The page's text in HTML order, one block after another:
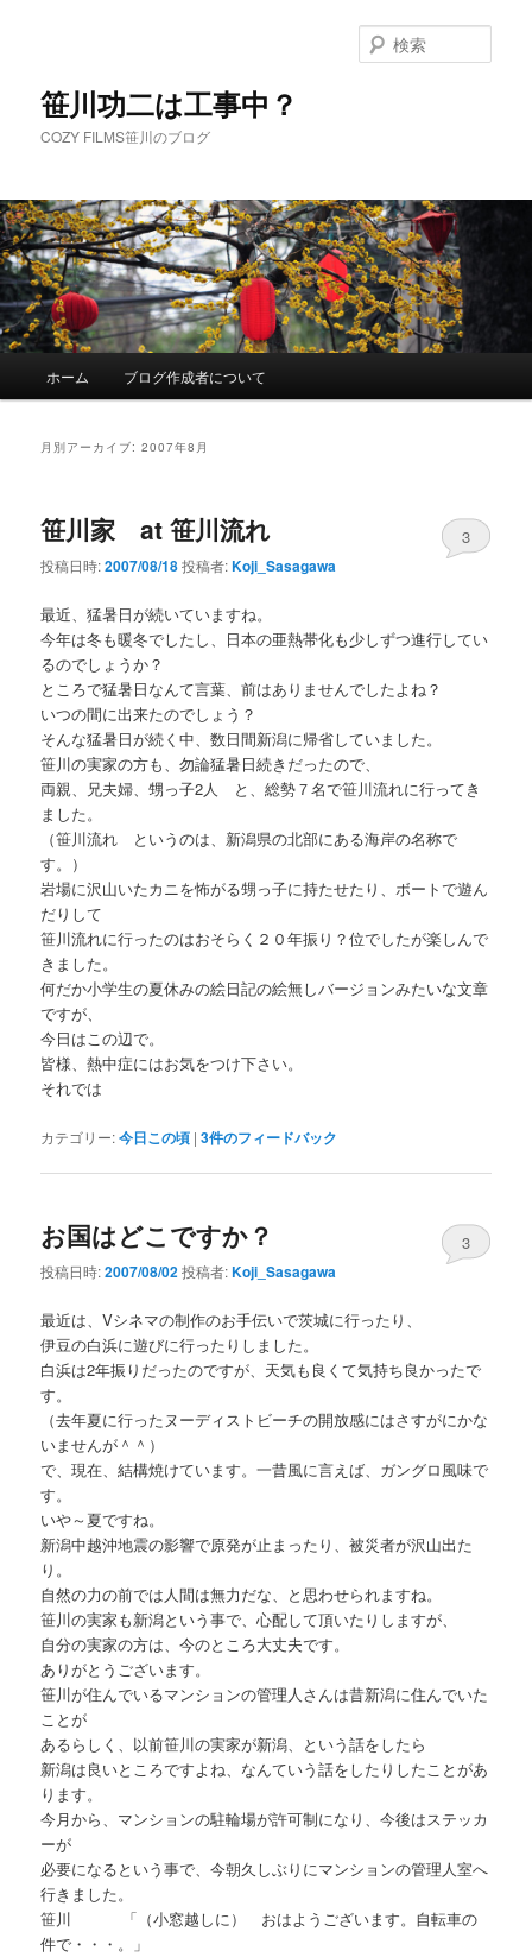
へ
移
動
移
動
笹川功二は工事中？
COZY FILMS笹川のブログ
索
ホーム ブログ作成者について
月別アーカイブ:2007年8月
笹川家 at 笹川流れ
投稿日時:2007/08/18投稿者:Koji_Sasagawa
3
最近、猛暑日が続いていますね。
今年は冬も暖冬でしたし、日本の亜熱帯化も少しずつ進行してい
るのでしょうか？
ところで猛暑日なんて言葉、前はありませんでしたよね？
いつの間に出来たのでしょう？
そんな猛暑日が続く中、数日間新潟に帰省していました。
笹川の実家の方も、勿論猛暑日続きだったので、
両親、兄夫婦、甥っ子2人 と、総勢７名で笹川流れに行ってき
ました。
（笹川流れ というのは、新潟県の北部にある海岸の名称で
す。）
岩場に沢山いたカニを怖がる甥っ子に持たせたり、ボートで遊ん
だりして
笹川流れに行ったのはおそらく２０年振り？位でしたが楽しんで
きました。
何だか小学生の夏休みの絵日記の絵無しバージョンみたいな文章
ですが、
今日はこの辺で。
皆様、熱中症にはお気をつけ下さい。
それでは
カテゴリー:今日この頃 |3件のフィードバック
お国はどこですか？
投稿日時:2007/08/02投稿者:Koji_Sasagawa
3
最近は、Vシネマの制作のお手伝いで茨城に行ったり、
伊豆の白浜に遊びに行ったりしました。
白浜は2年振りだったのですが、天気も良くて気持ち良かったで
す。
（去年夏に行ったヌーディストビーチの開放感にはさすがにかな
いませんが＾＾）
で、現在、結構焼けています。一昔風に言えば、ガングロ風味で
す。
いや～夏ですね。
新潟中越沖地震の影響で原発が止まったり、被災者が沢山出た
り。
自然の力の前では人間は無力だな、と思わせられますね。
笹川の実家も新潟という事で、心配して頂いたりしますが、
自分の実家の方は、今のところ大丈夫です。
ありがとうございます。
笹川が住んでいるマンションの管理人さんは昔新潟に住んでいた
ことが
あるらしく、以前笹川の実家が新潟、という話をしたら
新潟は良いところですよね、なんていう話をしたりしたことがあ
ります。
今月から、マンションの駐輪場が許可制になり、今後はステッカ
ーが
必要になるという事で、今朝久しぶりにマンションの管理人室へ
行きました。
笹川 「（小窓越しに） おはようございます。自転車の
件で・・・。」